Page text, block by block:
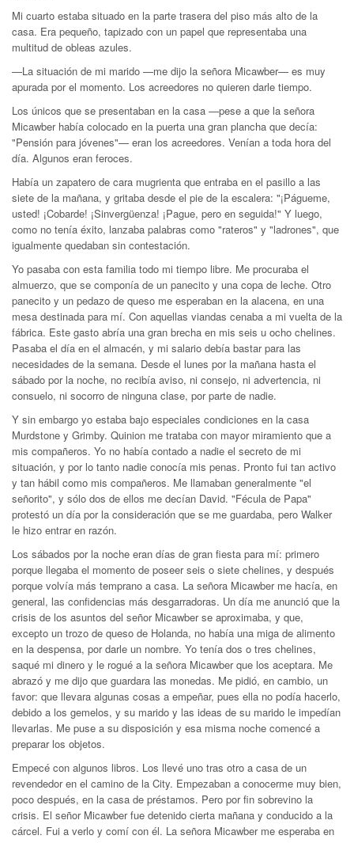
Mi cuarto estaba situado en la parte trasera del piso más alto de la
casa. Era pequeño, tapizado con un papel que representaba una
multitud de obleas azules.
—La situación de mi marido —me dijo la señora Micawber— es muy
apurada por el momento. Los acreedores no quieren darle tiempo.
Los únicos que se presentaban en la casa —pese a que la señora
Micawber había colocado en la puerta una gran plancha que decía:
"Pensión para jóvenes"— eran los acreedores. Venían a toda hora del
día. Algunos eran feroces.
Había un zapatero de cara mugrienta que entraba en el pasillo a las
siete de la mañana, y gritaba desde el pie de la escalera: "¡Págueme,
usted! ¡Cobarde! ¡Sinvergüenza! ¡Pague, pero en seguida!" Y luego,
como no tenía éxito, lanzaba palabras como "rateros" y "ladrones", que
igualmente quedaban sin contestación.
Yo pasaba con esta familia todo mi tiempo libre. Me procuraba el
almuerzo, que se componía de un panecito y una copa de leche. Otro
panecito y un pedazo de queso me esperaban en la alacena, en una
mesa destinada para mí. Con aquellas viandas cenaba a mi vuelta de la
fábrica. Este gasto abría una gran brecha en mis seis u ocho chelines.
Pasaba el día en el almacén, y mi salario debía bastar para las
necesidades de la semana. Desde el lunes por la mañana hasta el
sábado por la noche, no recibía aviso, ni consejo, ni advertencia, ni
consuelo, ni socorro de ninguna clase, por parte de nadie.
Y sin embargo yo estaba bajo especiales condiciones en la casa
Murdstone y Grimby. Quinion me trataba con mayor miramiento que a
mis compañeros. Yo no había contado a nadie el secreto de mi
situación, y por lo tanto nadie conocía mis penas. Pronto fui tan activo
y tan hábil como mis compañeros. Me llamaban generalmente "el
señorito", y sólo dos de ellos me decían David. "Fécula de Papa"
protestó un día por la consideración que se me guardaba, pero Walker
le hizo entrar en razón.
Los sábados por la noche eran días de gran fiesta para mí: primero
porque llegaba el momento de poseer seis o siete chelines, y después
porque volvía más temprano a casa. La señora Micawber me hacía, en
general, las confidencias más desgarradoras. Un día me anunció que la
crisis de los asuntos del señor Micawber se aproximaba, y que,
excepto un trozo de queso de Holanda, no había una miga de alimento
en la despensa, por darle un nombre. Yo tenía dos o tres chelines,
saqué mi dinero y le rogué a la señora Micawber que los aceptara. Me
abrazó y me dijo que guardara las monedas. Me pidió, en cambio, un
favor: que llevara algunas cosas a empeñar, pues ella no podía hacerlo,
debido a los gemelos, y su marido y las ideas de su marido le impedían
llevarlas. Me puse a su disposición y esa misma noche comencé a
preparar los objetos.
Empecé con algunos libros. Los llevé uno tras otro a casa de un
revendedor en el camino de la City. Empezaban a conocerme muy bien,
poco después, en la casa de préstamos. Pero por fin sobrevino la
crisis. El señor Micawber fue detenido cierta mañana y conducido a la
cárcel. Fui a verlo y comí con él. La señora Micawber me esperaba en